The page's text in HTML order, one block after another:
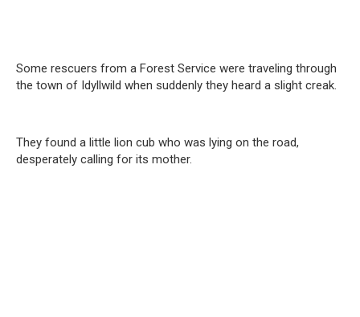
Some rescuers from a Forest Service were traveling through
the town of Idyllwild when suddenly they heard a slight creak.
They found a little lion cub who was lying on the road,
desperately calling for its mother.